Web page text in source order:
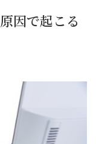
因で起こる